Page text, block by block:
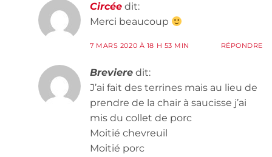
Circée dit:
Merci beaucoup
7 MARS 2020 À 18 H 53 MIN RÉPONDRE
Breviere dit:
J’ai fait des terrines mais au lieu de
prendre de la chair à saucisse j’ai
mis du collet de porc
Moitié chevreuil
Moitié porc